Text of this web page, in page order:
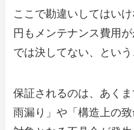
ここで勘違いしてはい
円もメンテナンス費用
では決してない、という
保証されるのは、あく
雨漏り」や「構造上の